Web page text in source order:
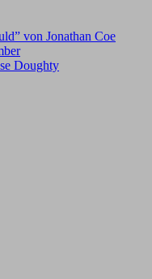
von Jonathan Coe
Doughty